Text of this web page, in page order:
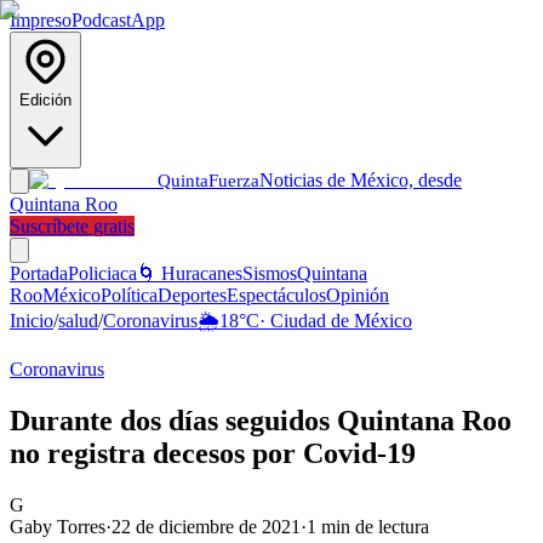
ImpresoPodcastApp
Edición
QuintaFuerzaNoticias de México, desde
Quintana Roo
Suscríbete gratis
PortadaPoliciaca 🌀 HuracanesSismosQuintana
RooMéxicoPolíticaDeportesEspectáculosOpinión
Inicio/salud/Coronavirus🌦️18°C· Ciudad de México
Coronavirus
Durante dos días seguidos Quintana Roo
no registra decesos por Covid-19
G
Gaby Torres·22 de diciembre de 2021 ·1 min de lectura